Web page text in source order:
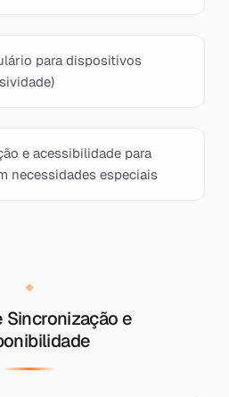
para dispositivos
e acessibilidade para
necessidades especiais
Sincronização e